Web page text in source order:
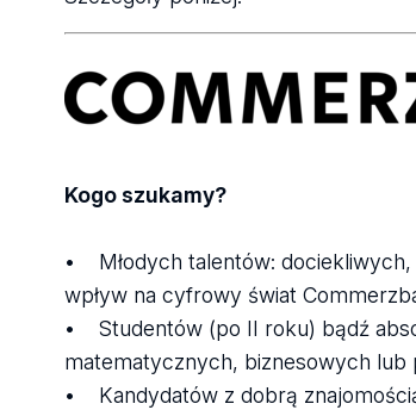
Kogo szukamy?
• Młodych talentów: dociekliwych,
wpływ na cyfrowy świat
• Studentów (po II roku) bądź
matematycznych, biznesowych lub
• Kandydatów z dobrą